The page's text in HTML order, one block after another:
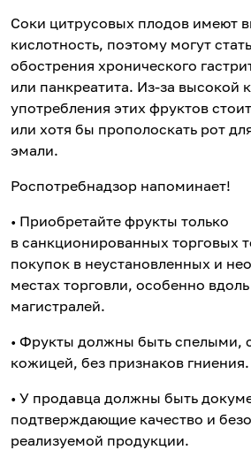
Соки цитрусовых плодов имеют
кислотность, поэтому могут
обострения хронического
или панкреатита. Из-за высокой
употребления этих фруктов
или хотя бы прополоскать рот
эмали.
Роспотребнадзор напоминает!
• Приобретайте фрукты только
в санкционированных торговых
покупок в неустановленных и
местах торговли, особенно
магистралей.
• Фрукты должны быть спелыми,
кожицей, без признаков гниения.
• У продавца должны быть
подтверждающие качество и
реализуемой продукции.